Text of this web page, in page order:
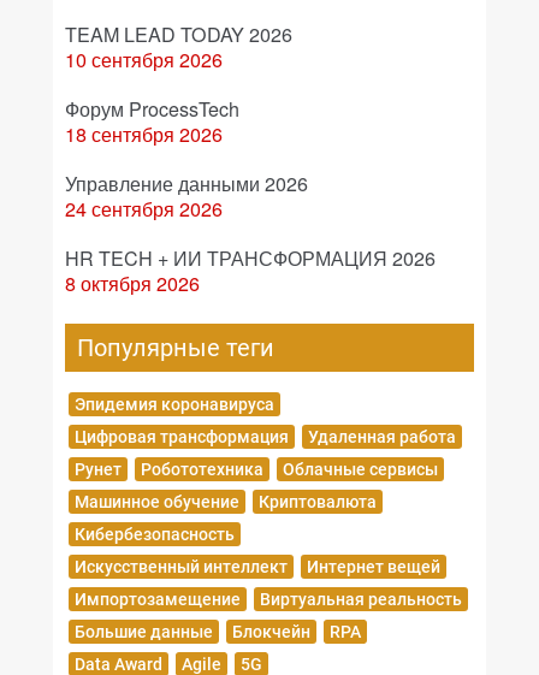
TEAM LEAD TODAY 2026
10 сентября 2026
Форум ProcessTech
18 сентября 2026
Управление данными 2026
24 сентября 2026
HR TECH + ИИ ТРАНСФОРМАЦИЯ 2026
8 октября 2026
Популярные теги
Эпидемия коронавируса
Цифровая трансформация
Удаленная работа
Рунет
Робототехника
Облачные сервисы
Машинное обучение
Криптовалюта
Кибербезопасность
Искусственный интеллект
Интернет вещей
Импортозамещение
Виртуальная реальность
Большие данные
Блокчейн
RPA
Data Award
Agile 5G